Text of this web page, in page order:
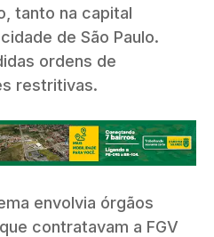
tanto na capital
de São Paulo.
ordens de
restritivas.
envolvia órgãos
contratavam a FGV